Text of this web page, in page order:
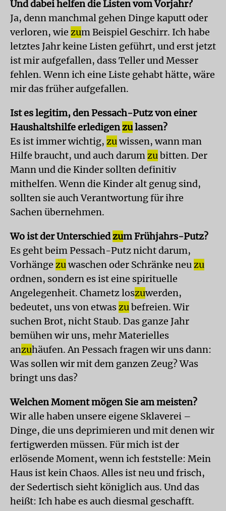
Und dabei helfen die Listen vom Vorjahr?
Ja, denn manchmal gehen Dinge kaputt oder
verloren, wie zum Beispiel Geschirr. Ich habe
letztes Jahr keine Listen geführt, und erst jetzt
ist mir aufgefallen, dass Teller und Messer
fehlen. Wenn ich eine Liste gehabt hätte, wäre
mir das früher aufgefallen.
Ist es legitim, den Pessach-Putz von einer
Haushaltshilfe erledigenzulassen?
Es ist immer wichtig, zuwissen, wann man
Hilfe braucht, und auch darum zu bitten. Der
Mann und die Kinder sollten definitiv
mithelfen. Wenn die Kinder alt genug sind,
sollten sie auch Verantwortung für ihre
Sachen übernehmen.
Wo ist der Unterschiedzum Frühjahrs-Putz?
Es geht beim Pessach-Putz nicht darum,
Vorhänge zuwaschen oder Schränke neu zu
ordnen, sondern es ist eine spirituelle
Angelegenheit. Chametz loszuwerden,
bedeutet, uns von etwas zu befreien. Wir
suchen Brot, nicht Staub. Das ganze Jahr
bemühen wir uns, mehr Materielles
anzuhäufen. An Pessach fragen wir uns dann:
Was sollen wir mit dem ganzen Zeug? Was
bringt uns das?
Welchen Moment mögen Sie am meisten?
Wir alle haben unsere eigene Sklaverei –
Dinge, die uns deprimieren und mit denen wir
fertigwerden müssen. Für mich ist der
erlösende Moment, wenn ich feststelle: Mein
Haus ist kein Chaos. Alles ist neu und frisch,
der Sedertisch sieht königlich aus. Und das
heißt: Ich habe es auch diesmal geschafft.